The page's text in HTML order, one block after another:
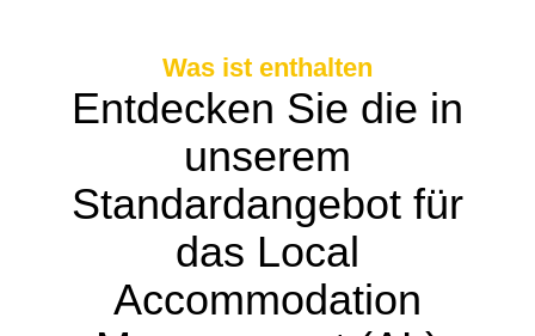
Was ist enthalten
Entdecken Sie die in
unserem
Standardangebot für
das Local
Accommodation